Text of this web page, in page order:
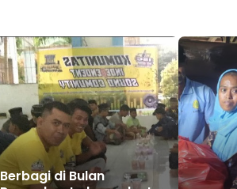
Berbagi di Bulan